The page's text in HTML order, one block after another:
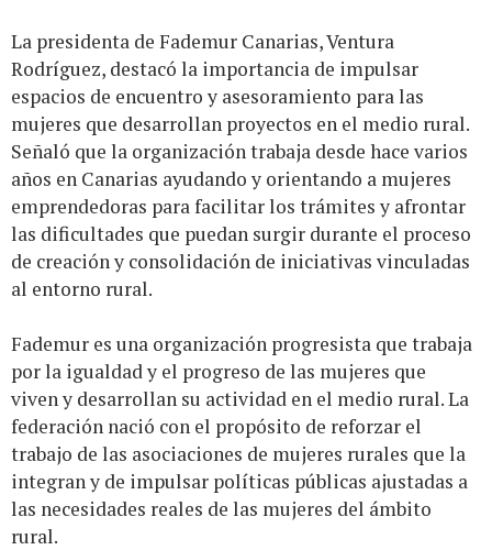
La presidenta de Fademur Canarias, Ventura
Rodríguez, destacó la importancia de impulsar
espacios de encuentro y asesoramiento para las
mujeres que desarrollan proyectos en el medio rural.
Señaló que la organización trabaja desde hace varios
años en Canarias ayudando y orientando a mujeres
emprendedoras para facilitar los trámites y afrontar
las dificultades que puedan surgir durante el proceso
de creación y consolidación de iniciativas vinculadas
al entorno rural.
Fademur es una organización progresista que trabaja
por la igualdad y el progreso de las mujeres que
viven y desarrollan su actividad en el medio rural. La
federación nació con el propósito de reforzar el
trabajo de las asociaciones de mujeres rurales que la
integran y de impulsar políticas públicas ajustadas a
las necesidades reales de las mujeres del ámbito
rural.